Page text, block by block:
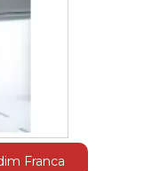
Franca